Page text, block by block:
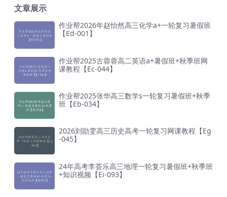
文章展示
作业帮2026年赵怡然高三化学a+一轮复习暑假班
【Ed-001】
作业帮2025古蓉蓉高二英语a+暑假班+秋季班网
课教程【Ec-044】
作业帮2025张华高三数学s一轮复习暑假班+秋季
班【Eb-034】
2026刘勖雯高三历史高考一轮复习网课教程【Eg
-045】
24年高考李荟乐高三地理一轮复习暑假班+秋季班
+知识视频【Ei-093】